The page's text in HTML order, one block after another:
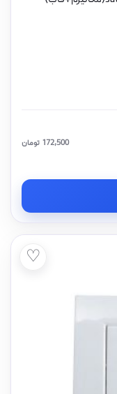
تومان 172,500
♡